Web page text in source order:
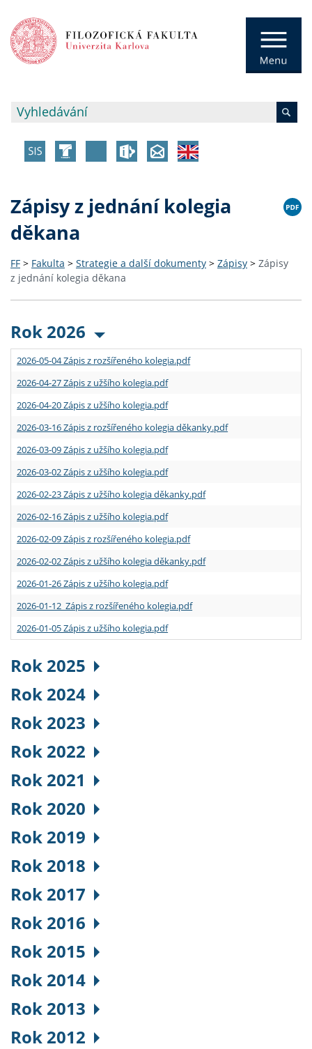
Zápisy z jednání kolegia
děkana
FF > Fakulta > Strategie a další dokumenty > Zápisy > Zápisy
z jednání kolegia děkana
Rok 2026
2026-05-04 Zápis z rozšířeného kolegia.pdf
2026-04-27 Zápis z užšího kolegia.pdf
2026-04-20 Zápis z užšího kolegia.pdf
2026-03-16 Zápis z rozšířeného kolegia děkanky.pdf
2026-03-09 Zápis z užšího kolegia.pdf
2026-03-02 Zápis z užšího kolegia.pdf
2026-02-23 Zápis z užšího kolegia děkanky.pdf
2026-02-16 Zápis z užšího kolegia.pdf
2026-02-09 Zápis z rozšířeného kolegia.pdf
2026-02-02 Zápis z užšího kolegia děkanky.pdf
2026-01-26 Zápis z užšího kolegia.pdf
2026-01-12 Zápis z rozšířeného kolegia.pdf
2026-01-05 Zápis z užšího kolegia.pdf
Rok 2025
Rok 2024
Rok 2023
Rok 2022
Rok 2021
Rok 2020
Rok 2019
Rok 2018
Rok 2017
Rok 2016
Rok 2015
Rok 2014
Rok 2013
Rok 2012